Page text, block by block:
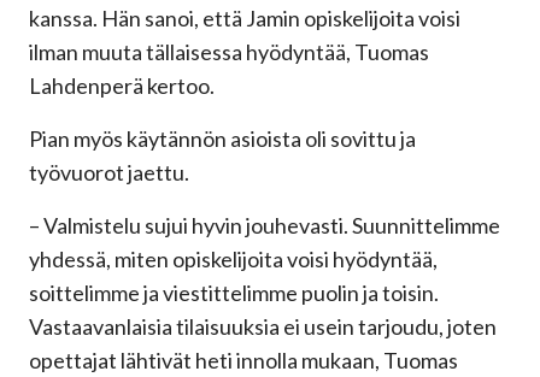
kanssa. Hän sanoi, että Jamin opiskelijoita voisi
ilman muuta tällaisessa hyödyntää, Tuomas
Lahdenperä kertoo.
Pian myös käytännön asioista oli sovittu ja
työvuorot jaettu.
– Valmistelu sujui hyvin jouhevasti. Suunnittelimme
yhdessä, miten opiskelijoita voisi hyödyntää,
soittelimme ja viestittelimme puolin ja toisin.
Vastaavanlaisia tilaisuuksia ei usein tarjoudu, joten
opettajat lähtivät heti innolla mukaan, Tuomas